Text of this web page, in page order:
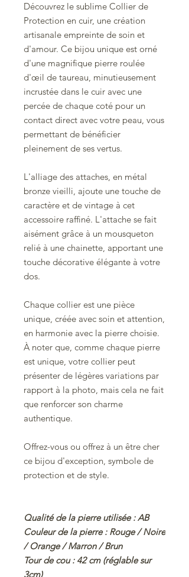
Découvrez le sublime Collier de
Protection en cuir, une création
artisanale empreinte de soin et
d'amour. Ce bijou unique est orné
d'une magnifique pierre roulée
d'œil de taureau, minutieusement
incrustée dans le cuir avec une
percée de chaque coté pour un
contact direct avec votre peau, vous
permettant de bénéficier
pleinement de ses vertus.
L'alliage des attaches, en métal
bronze vieilli, ajoute une touche de
caractère et de vintage à cet
accessoire raffiné. L'attache se fait
aisément grâce à un mousqueton
relié à une chainette, apportant une
touche décorative élégante à votre
dos.
Chaque collier est une pièce
unique, créée avec soin et attention,
en harmonie avec la pierre choisie.
À noter que, comme chaque pierre
est unique, votre collier peut
présenter de légères variations par
rapport à la photo, mais cela ne fait
que renforcer son charme
authentique.
Offrez-vous ou offrez à un être cher
ce bijou d'exception, symbole de
protection et de style.
Qualité de la pierre utilisée : AB
Couleur de la pierre : Rouge / Noire
/ Orange / Marron / Brun
Tour de cou : 42 cm (réglable sur
3cm)